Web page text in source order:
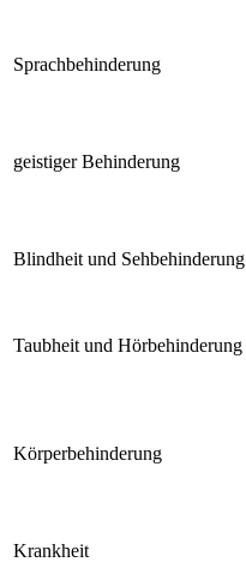
Sprachbehinderung
geistiger Behinderung
Blindheit und Sehbehinderung
Taubheit und Hörbehinderung
Körperbehinderung
Krankheit